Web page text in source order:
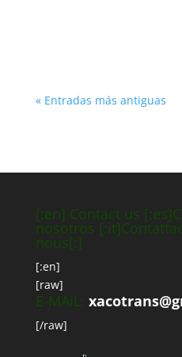
« Entradas más antiguas
[:en] Contact us
nosotros
nous[:]
[:en]
[raw]
E-MAIL:
[/raw]